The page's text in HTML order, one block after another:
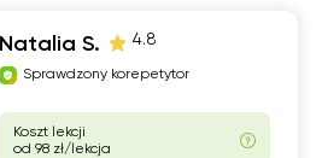
Natalia S. 4.8
Sprawdzony korepetytor
Koszt lekcji
od 98 zł/lekcja